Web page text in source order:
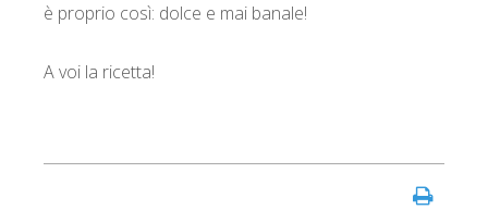
è proprio così: dolce e mai banale!
A voi la ricetta!